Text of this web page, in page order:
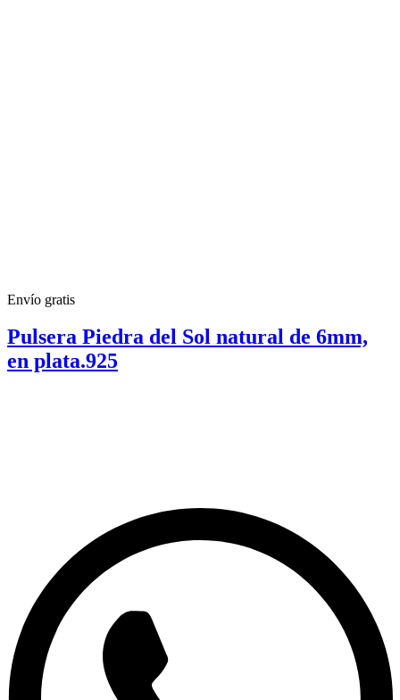
Envío gratis
Pulsera Piedra del Sol natural de 6mm,
en plata.925